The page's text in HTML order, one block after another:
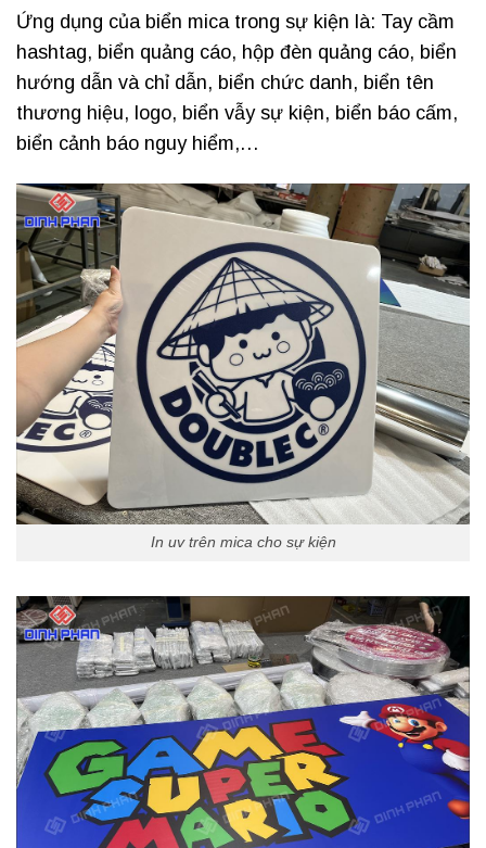
Ứng dụng của biển mica trong sự kiện là: Tay cầm
hashtag, biển quảng cáo, hộp đèn quảng cáo, biển
hướng dẫn và chỉ dẫn, biển chức danh, biển tên
thương hiệu, logo, biển vẫy sự kiện, biển báo cấm,
biển cảnh báo nguy hiểm,…
In uv trên mica cho sự kiện